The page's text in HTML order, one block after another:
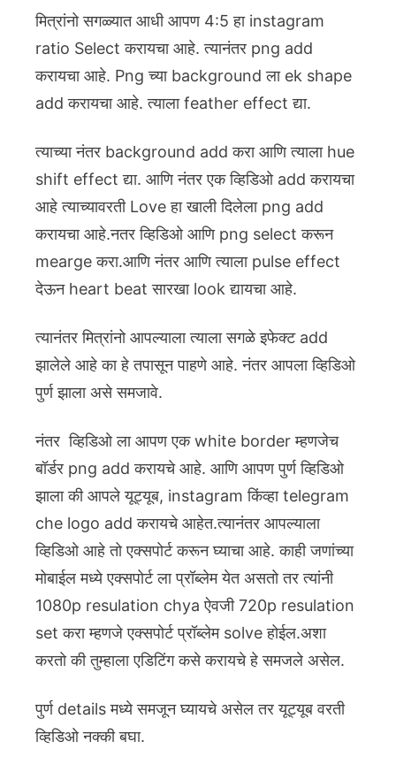
मित्रांनो सगळ्यात आधी आपण 4:5 हा instagram
ratio Select करायचा आहे. त्यानंतर png add
करायचा आहे. Png च्या background ला ek shape
add करायचा आहे. त्याला feather effect द्या.
त्याच्या नंतर background add करा आणि त्याला hue
shift effect द्या. आणि नंतर एक व्हिडिओ add करायचा
आहे त्याच्यावरती Love हा खाली दिलेला png add
करायचा आहे.नतर व्हिडिओ आणि png select करून
mearge करा.आणि नंतर आणि त्याला pulse effect
देऊन heart beat सारखा look द्यायचा आहे.
त्यानंतर मित्रांनो आपल्याला त्याला सगळे इफेक्ट add
झालेले आहे का हे तपासून पाहणे आहे. नंतर आपला व्हिडिओ
पुर्ण झाला असे समजावे.
नंतर व्हिडिओ ला आपण एक white border म्हणजेच
बॉर्डर png add करायचे आहे. आणि आपण पुर्ण व्हिडिओ
झाला की आपले यूट्यूब, instagram किंव्हा telegram
che logo add करायचे आहेत.त्यानंतर आपल्याला
व्हिडिओ आहे तो एक्सपोर्ट करून घ्याचा आहे. काही जणांच्या
मोबाईल मध्ये एक्सपोर्ट ला प्रॉब्लेम येत असतो तर त्यांनी
1080p resulation chya ऐवजी 720p resulation
set करा म्हणजे एक्सपोर्ट प्रॉब्लेम solve होईल.अशा
करतो की तुम्हाला एडिटिंग कसे करायचे हे समजले असेल.
पुर्ण details मध्ये समजून घ्यायचे असेल तर यूट्यूब वरती
व्हिडिओ नक्की बघा.